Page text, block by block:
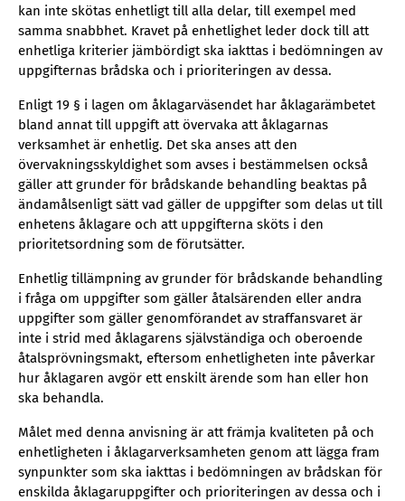
kan inte skötas enhetligt till alla delar, till exempel med
samma snabbhet. Kravet på enhetlighet leder dock till att
enhetliga kriterier jämbördigt ska iakttas i bedömningen av
uppgifternas brådska och i prioriteringen av dessa.
Enligt 19 § i lagen om åklagarväsendet har åklagarämbetet
bland annat till uppgift att övervaka att åklagarnas
verksamhet är enhetlig. Det ska anses att den
övervakningsskyldighet som avses i bestämmelsen också
gäller att grunder för brådskande behandling beaktas på
ändamålsenligt sätt vad gäller de uppgifter som delas ut till
enhetens åklagare och att uppgifterna sköts i den
prioritetsordning som de förutsätter.
Enhetlig tillämpning av grunder för brådskande behandling
i fråga om uppgifter som gäller åtalsärenden eller andra
uppgifter som gäller genomförandet av straffansvaret är
inte i strid med åklagarens självständiga och oberoende
åtalsprövningsmakt, eftersom enhetligheten inte påverkar
hur åklagaren avgör ett enskilt ärende som han eller hon
ska behandla.
Målet med denna anvisning är att främja kvaliteten på och
enhetligheten i åklagarverksamheten genom att lägga fram
synpunkter som ska iakttas i bedömningen av brådskan för
enskilda åklagaruppgifter och prioriteringen av dessa och i